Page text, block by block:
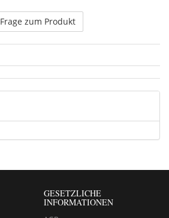
Frage zum Produkt
GESETZLICHE
INFORMATIONEN